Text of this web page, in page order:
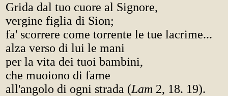
Grida dal tuo cuore al Signore,
vergine figlia di Sion;
fa' scorrere come torrente le tue lacrime...
alza verso di lui le mani
per la vita dei tuoi bambini,
che muoiono di fame
all'angolo di ogni strada (Lam 2, 18. 19).